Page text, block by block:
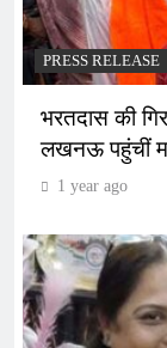
PRESS RELEASE
भरतदास की
लखनऊ पहुंचीं
1 year ago